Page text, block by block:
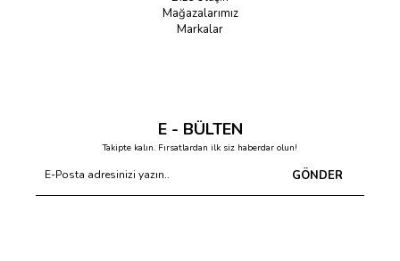
Mağazalarımız
Markalar
E - BÜLTEN
Takipte kalın. Fırsatlardan ilk siz haberdar olun!
GÖNDER